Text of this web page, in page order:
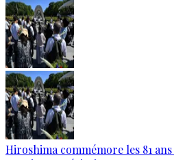
Hiroshima commémore les 81